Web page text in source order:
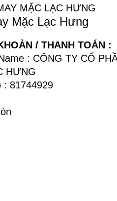
MẶC LẠC HƯNG
Mặc Lạc Hưng
/ THANH TOÁN :
: CÔNG TY CỔ
HƯNG
: 81744929